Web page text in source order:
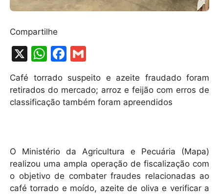
Compartilhe
X
W
h
at
s
p
F
c
e
o
k
m
ai
l
Café torrado suspeito e azeite fraudado foram
retirados do mercado; arroz e feijão com erros de
classificação também foram apreendidos
O Ministério da Agricultura e Pecuária (Mapa)
realizou uma ampla operação de fiscalização com
o objetivo de combater fraudes relacionadas ao
café torrado e moído, azeite de oliva e verificar a